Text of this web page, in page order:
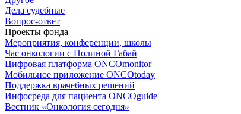
Дела судебные
Вопрос-ответ
Проекты фонда
Мероприятия, конференции, школы
Час онкологии с Полиной Габай
Цифровая платформа ONCOmonitor
Мобильное приложение ONCOtoday
Поддержка врачебных решений
Инфосреда для пациента ONCOguide
Вестник «Онкология сегодня»